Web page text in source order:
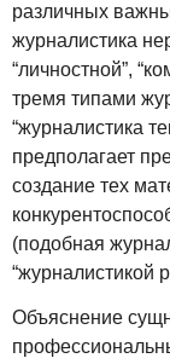
различных
журналистика
“личностной”,
тремя типами
“журналистика
предполагает
создание тех
(подобная
“журналистикой
Объяснение